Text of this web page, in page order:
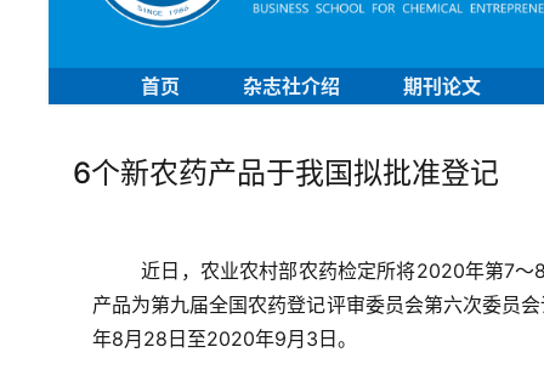
首页 杂志社介绍 期刊论文
6个新农药产品于我国拟批准登记
近日，农业农村部农药检定所将2020年第7
产品为第九届全国农药登记评审委员会第六次委员
年8月28日至2020年9月3日。